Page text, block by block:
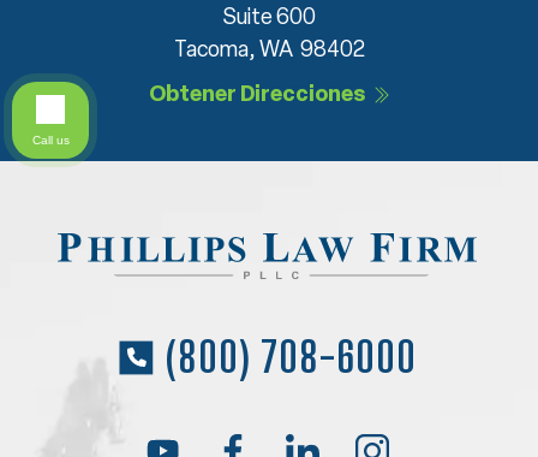
Suite 600
Tacoma, WA 98402
Obtener Direcciones
(800) 708-6000
Call us